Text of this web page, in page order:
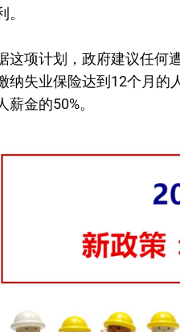
。
这项计划，政府建议任何
纳失业保险达到12个月的
薪金的50%。